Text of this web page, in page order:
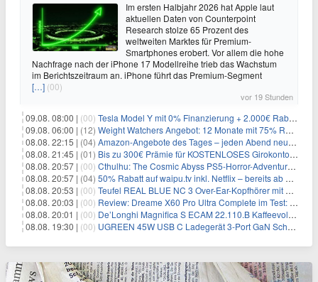
Im ersten Halbjahr 2026 hat Apple laut
aktuellen Daten von Counterpoint
Research stolze 65 Prozent des
weltweiten Marktes für Premium-
Smartphones erobert. Vor allem die hohe
Nachfrage nach der iPhone 17 Modellreihe trieb das Wachstum
im Berichtszeitraum an. iPhone führt das Premium-Segment
[…] (00)
vor 19 Stunden
09.08. 08:00 | (00) Tesla Model Y mit 0% Finanzierung + 2.000€ Rabatt für 38.970€
09.08. 06:00 | (12) Weight Watchers Angebot: 12 Monate mit 75% Rabatt ab 6,25€/Monat
08.08. 22:15 | (04) Amazon-Angebote des Tages – jeden Abend neue Deals zum Stöbern
08.08. 21:45 | (01) Bis zu 300€ Prämie für KOSTENLOSES Girokonto bei der Santander – 50€ schon nach 1 Woche!
08.08. 20:57 | (00) Cthulhu: The Cosmic Abyss PS5-Horror-Adventure für 27,99€
08.08. 20:57 | (04) 50% Rabatt auf waipu.tv inkl. Netflix – bereits ab 9€/Monat (statt 17,99€)
08.08. 20:53 | (00) Teufel REAL BLUE NC 3 Over-Ear-Kopfhörer mit ANC für 149,99€
08.08. 20:03 | (00) Review: Dreame X60 Pro Ultra Complete im Test: 42.000 Pa, 100 °C Moppwäsche & erstaunlich viel Technik in nur 8,9 cm Höhe
08.08. 20:01 | (00) De’Longhi Magnifica S ECAM 22.110.B Kaffeevollautomat für 269€
08.08. 19:30 | (00) UGREEN 45W USB C Ladegerät 3-Port GaN Schnellladegerät für 12,96€